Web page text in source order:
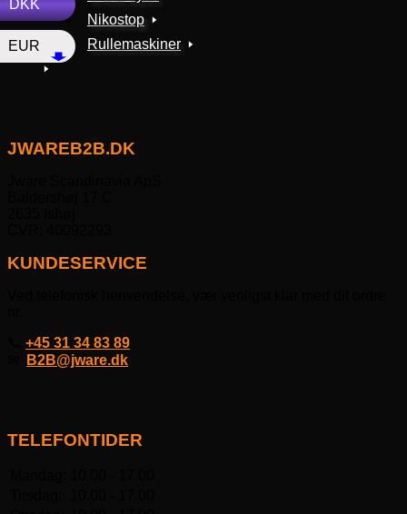
DKK
EUR
Nikostop
Rullemaskiner
JWAREB2B.DK
KUNDESERVICE
+45 31 34 83 89
B2B@jware.dk
TELEFONTIDER